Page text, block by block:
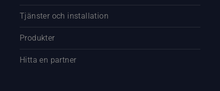
Tjänster och installation
Produkter
Hitta en partner